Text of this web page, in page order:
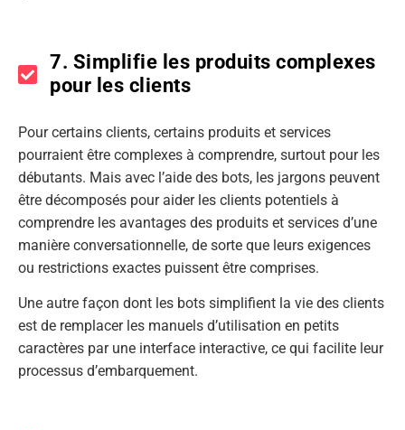
7. Simplifie les produits complexes
pour les clients
Pour certains clients, certains produits et services
pourraient être complexes à comprendre, surtout pour les
débutants. Mais avec l’aide des bots, les jargons peuvent
être décomposés pour aider les clients potentiels à
comprendre les avantages des produits et services d’une
manière conversationnelle, de sorte que leurs exigences
ou restrictions exactes puissent être comprises.
Une autre façon dont les bots simplifient la vie des clients
est de remplacer les manuels d’utilisation en petits
caractères par une interface interactive, ce qui facilite leur
processus d’embarquement.